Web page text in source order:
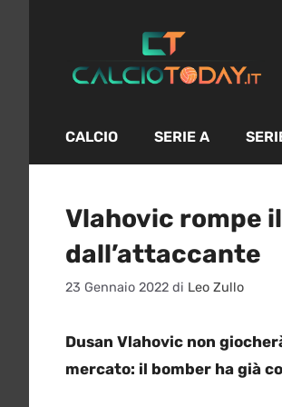
contenuto
CALCIO SERIE A
Vlahovic rompe
dall’attaccante
23 Gennaio 2022 di Leo Zullo
Dusan Vlahovic non
mercato: il bomber ha già